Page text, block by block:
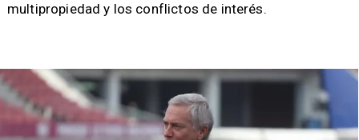
multipropiedad y los conflictos de interés.